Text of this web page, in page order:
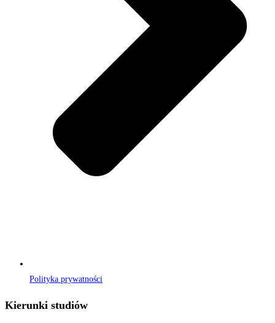
Polityka prywatności
Kierunki studiów